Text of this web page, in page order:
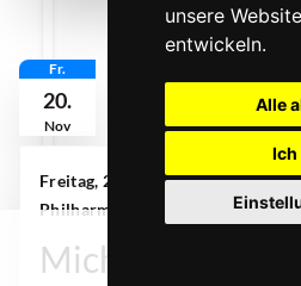
unsere
entwickeln.
Alle
Ich
Fr.
20.
Nov
Freitag, 20. November 2026 |
Philharmonie Essen, Alfried
Michael Wollny